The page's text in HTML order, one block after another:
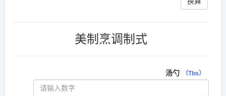
美制烹调制式
汤勺 （Tbs）